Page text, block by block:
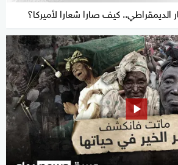
الديمقراطي.. كيف صارا شعارا لأميركا؟